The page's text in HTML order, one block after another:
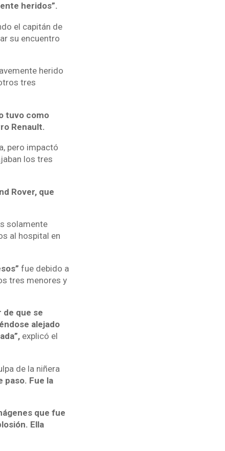
heridos”.
el capitán de
su encuentro
herido
tres
tuvo como
Renault.
pero impactó
los tres
Rover, que
solamente
al hospital en
fue debido a
tres menores y
de que se
alejado
explicó el
de la niñera
paso. Fue la
que fue
Ella